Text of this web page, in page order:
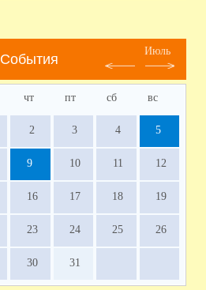
События
Июль
чт пт сб вс
2 3 4 5
9 10 11 12
16 17 18 19
23 24 25 26
30 31